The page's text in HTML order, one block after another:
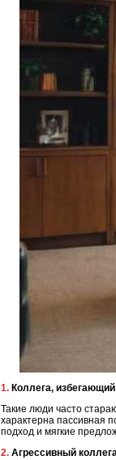
1. Коллега,
Такие люди часто
характерна пассивная
подход и мягкие
2. Агрессивный